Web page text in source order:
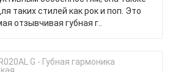
таких стилей как рок и поп. Это
отзывчивая губная г..